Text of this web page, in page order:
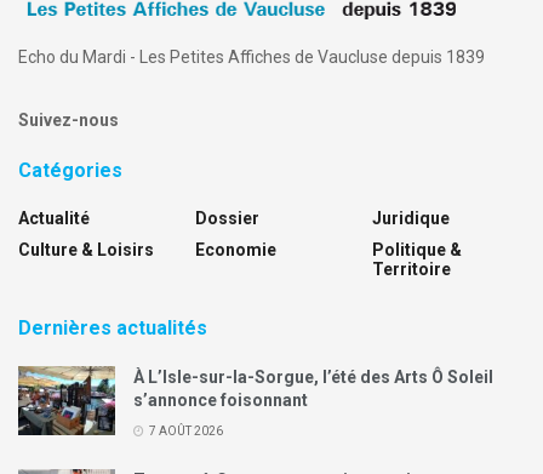
Echo du Mardi - Les Petites Affiches de Vaucluse depuis 1839
Suivez-nous
Catégories
Actualité
Culture & Loisirs
Dossier
Economie
Juridique
Politique &
Territoire
Dernières actualités
À L’Isle-sur-la-Sorgue, l’été des Arts Ô Soleil
s’annonce foisonnant
7 AOÛT 2026